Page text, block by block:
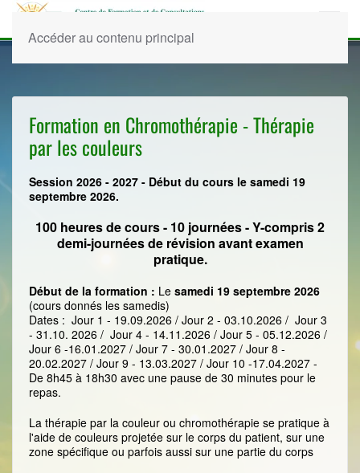
Accéder au contenu principal
Formation en Chromothérapie - Thérapie
par les couleurs
Session 2026 - 2027 - Début du cours le samedi 19
septembre 2026.
100 heures de cours - 10 journées - Y-compris 2
demi-journées de révision avant examen
pratique.
Début de la formation : Le samedi 19 septembre 2026
(cours donnés les samedis)
Dates : ​ Jour 1 - 19.09.2026 / Jour 2 - 03.10.2026 / Jour 3
- 31.10. 2026 / Jour 4 - 14.11.2026 / Jour 5 - 05.12.2026 /
Jour 6 -16.01.2027 / Jour 7 - 30.01.2027 / Jour 8 -
20.02.2027 / Jour 9 - 13.03.2027 / Jour 10 -17.04.2027 -
De 8h45 à 18h30 avec une pause de 30 minutes pour le
repas.
La thérapie par la couleur ou chromothérapie se pratique à
l'aide de couleurs projetée sur le corps du patient, sur une
zone spécifique ou parfois aussi sur une partie du corps